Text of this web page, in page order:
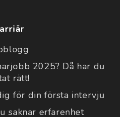
2025? Då har du
rätt!
för din första intervju
saknar erfarenhet